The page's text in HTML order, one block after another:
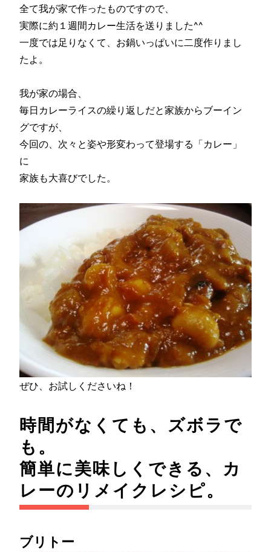
全て我が家で作ったものですので、
実際に約１週間カレー生活を送りました^^
一度では足りなくて、お鍋いっぱいに二度作りまし
たよ。
我が家の場合、
毎日カレーライスの繰り返しだと家族からブーイン
グですが、
今回の、次々と姿や形変わって登場する「カレー」
に
家族も大喜びでした。
ぜひ、お試しくださいね！
時間がなくても、ズボラで
も。
簡単に美味しくできる、カ
レーのリメイクレシピ。
ブリトー